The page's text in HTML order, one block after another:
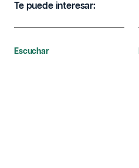
Te puede interesar:
Escuchar